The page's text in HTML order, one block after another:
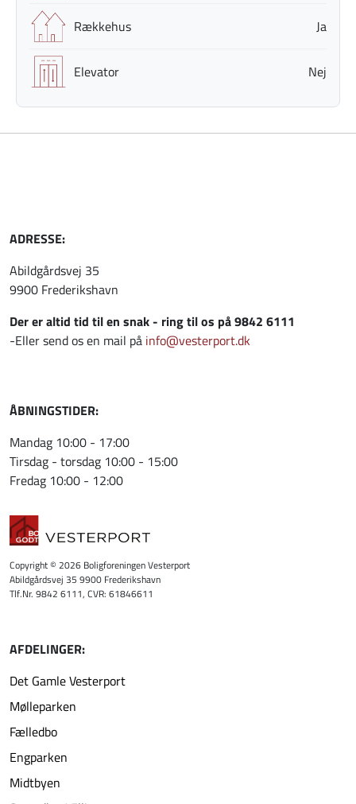
Rækkehus Ja
Elevator Nej
ADRESSE:
Abildgårdsvej 35
9900 Frederikshavn
Der er altid tid til en snak - ring til os på 9842 6111
-Eller send os en mail på info@vesterport.dk
ÅBNINGSTIDER:
Mandag 10:00 - 17:00
Tirsdag - torsdag 10:00 - 15:00
Fredag 10:00 - 12:00
Copyright © 2026 Boligforeningen Vesterport
Abildgårdsvej 35 9900 Frederikshavn
Tlf.Nr. 9842 6111, CVR: 61846611
AFDELINGER:
Det Gamle Vesterport
Mølleparken
Fælledbo
Engparken
Midtbyen